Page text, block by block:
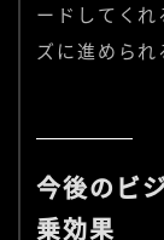
ードしてく
ズに進められ
今後のビ
乗効果